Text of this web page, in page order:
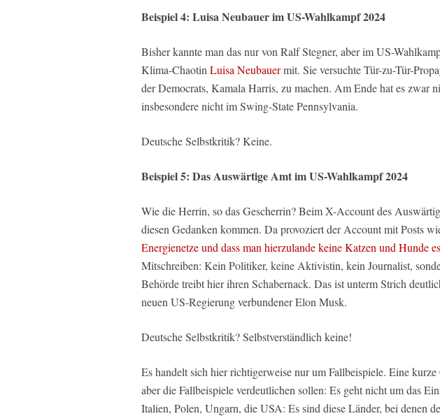
Beispiel 4: Luisa Neubauer im US-Wahlkampf 2024
Bisher kannte man das nur von Ralf Stegner, aber im US-
Klima-Chaotin Luisa Neubauermit. Sie versuchte Tür-zu-Tür-
der Democrats, Kamala Harris, zu machen. Am Ende hat es zwar
insbesondere nicht im Swing-State Pennsylvania.
Deutsche Selbstkritik? Keine.
Beispiel 5: Das Auswärtige Amt im US-Wahlkampf 2024
Wie die Herrin, so das Gescherrin? Beim X-Account des
diesen Gedanken kommen. Da provoziert der Account mit Posts
Energienetze und dass man hierzulande keine Katzen und Hunde
Mitschreiben: Kein Politiker, keine Aktivistin, kein Journalist,
Behörde treibt hier ihren Schabernack. Das ist unterm Strich
neuen US-Regierung verbundener Elon Musk.
Deutsche Selbstkritik? Selbstverständlich keine!
Es handelt sich hier richtigerweise nur um Fallbeispiele. Eine
aber die Fallbeispiele verdeutlichen sollen: Es geht nicht um das
Italien, Polen, Ungarn, die USA: Es sind diese Länder, bei denen